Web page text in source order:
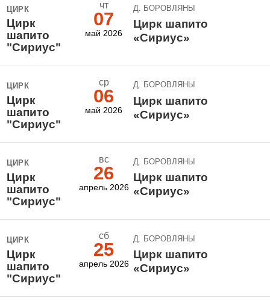
ЦИРК
Цирк
шапито
"Сириус"
чт
07
май 2026
Д. БОРОВЛЯНЫ
Цирк шапито
«Сириус»
ЦИРК
Цирк
шапито
"Сириус"
ср
06
май 2026
Д. БОРОВЛЯНЫ
Цирк шапито
«Сириус»
ЦИРК
Цирк
шапито
"Сириус"
вс
26
апрель 2026
Д. БОРОВЛЯНЫ
Цирк шапито
«Сириус»
ЦИРК
Цирк
шапито
"Сириус"
сб
25
апрель 2026
Д. БОРОВЛЯНЫ
Цирк шапито
«Сириус»